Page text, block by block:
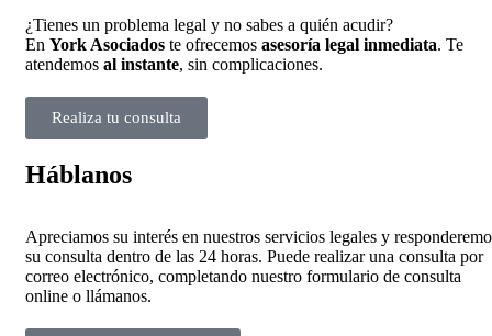
¿Tienes un problema legal y no sabes a quién acudir?
En York Asociados te ofrecemos asesoría legal inmediata. Te
atendemos al instante, sin complicaciones.
Realiza tu consulta
Háblanos
Apreciamos su interés en nuestros servicios legales y
su consulta dentro de las 24 horas. Puede realizar una consulta por
correo electrónico, completando nuestro formulario de consulta
online o llámanos.